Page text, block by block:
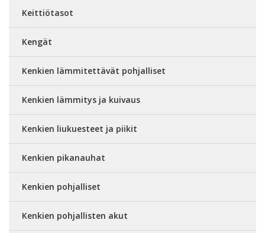
Keittiötasot
Kengät
Kenkien lämmitettävät pohjalliset
Kenkien lämmitys ja kuivaus
Kenkien liukuesteet ja piikit
Kenkien pikanauhat
Kenkien pohjalliset
Kenkien pohjallisten akut